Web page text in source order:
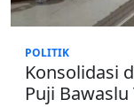
POLITIK
Konsolidasi
Puji